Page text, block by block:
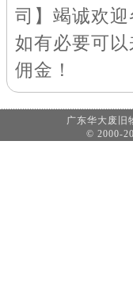
司】竭诚欢
如有必要可
佣金！
广东华大废
© 2000-